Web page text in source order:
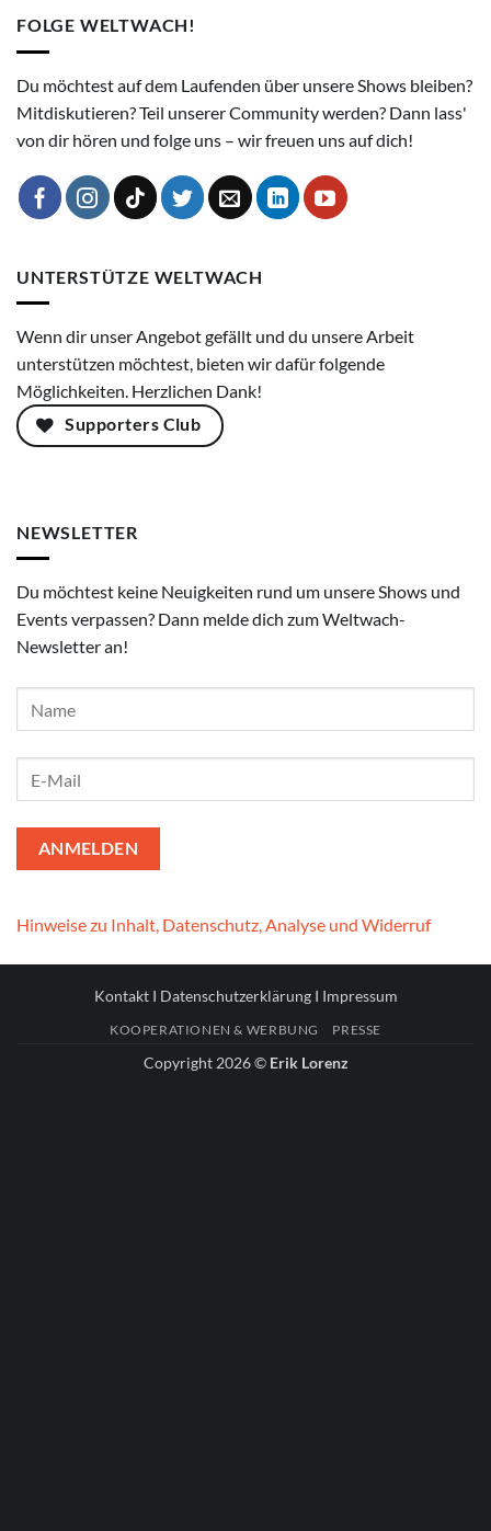
FOLGE WELTWACH!
Du möchtest auf dem Laufenden über unsere Shows bleiben?
Mitdiskutieren? Teil unserer Community werden? Dann lass'
von dir hören und folge uns – wir freuen uns auf dich!
UNTERSTÜTZE WELTWACH
Wenn dir unser Angebot gefällt und du unsere Arbeit
unterstützen möchtest, bieten wir dafür folgende
Möglichkeiten. Herzlichen Dank!
Supporters Club
NEWSLETTER
Du möchtest keine Neuigkeiten rund um unsere Shows und
Events verpassen? Dann melde dich zum Weltwach-
Newsletter an!
Hinweise zu Inhalt, Datenschutz, Analyse und Widerruf
KontaktI DatenschutzerklärungI Impressum
KOOPERATIONEN & WERBUNG PRESSE
Copyright 2026 © Erik Lorenz